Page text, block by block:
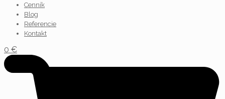
Cenník
Blog
Referencie
Kontakt
0 €